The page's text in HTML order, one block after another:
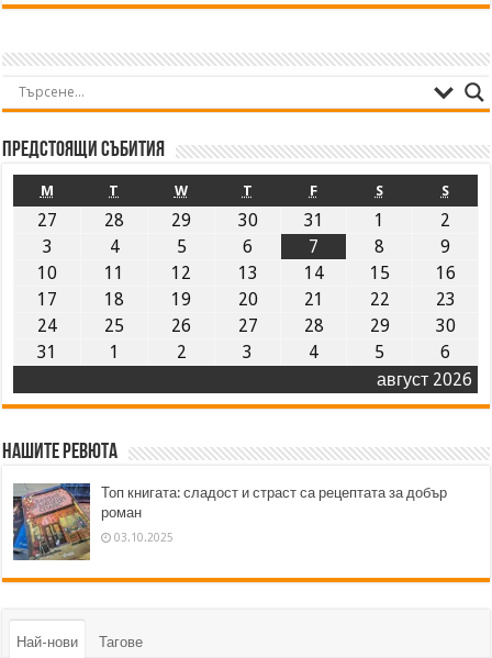
Предстоящи събития
август 2026
M T W T F S S
27 28 29 30 31 1
2
3
4 5 6 7 8
9
10
11 12 13 14 15
16
17
18 19 20 21 22
23
24
25 26 27 28 29
30
31
1 2 3 4 5 6
Нашите ревюта
Топ книгата: сладост и страст са рецептата за добър
роман
03.10.2025
Най-нови Тагове